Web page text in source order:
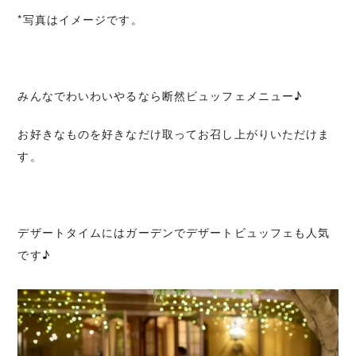
*写真はイメージです。
みんなでわいわいやるなら断然ビュッフェメニュー♪
お好きなものを好きなだけ取ってお召し上がりいただけま
す。
デザートタイムにはガーデンでデザートビュッフェも人気
です♪